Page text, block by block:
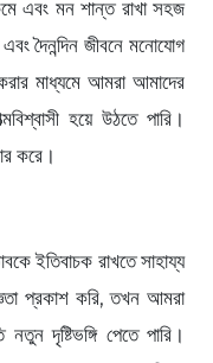
এবং মন শান্ত রাখা সহজ
দৈনন্দিন জীবনে মনোযোগ
মাধ্যমে আমরা আমাদের
হয়ে উঠতে পারি।
করে।
ইতিবাচক রাখতে সাহায্য
প্রকাশ করি, তখন আমরা
দৃষ্টিভঙ্গি পেতে পারি।